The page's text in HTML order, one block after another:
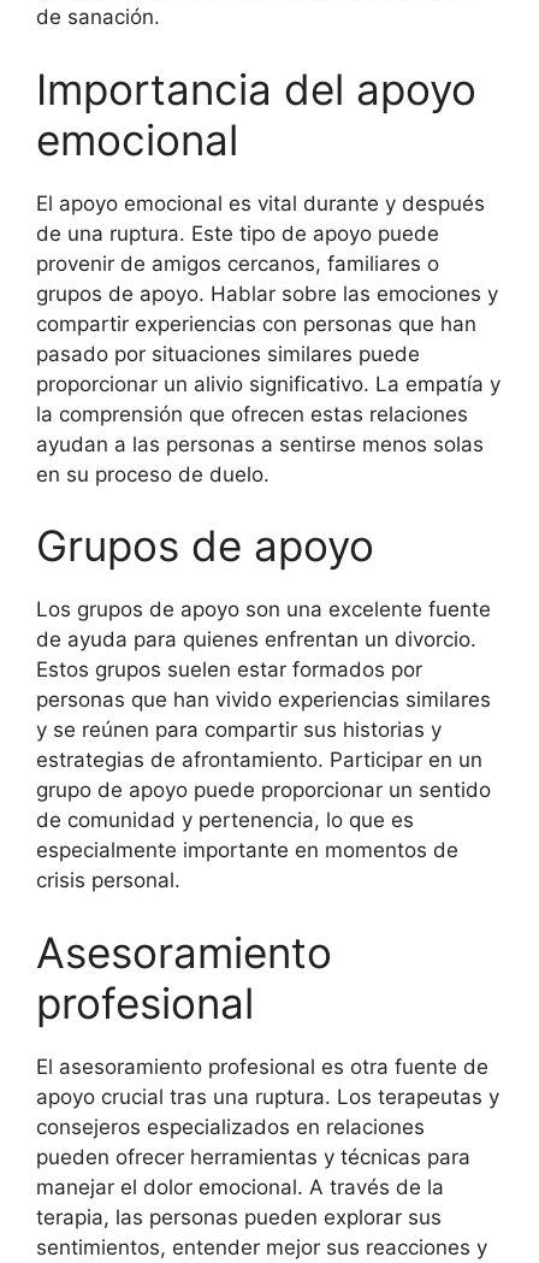
de sanación.
Importancia del apoyo
emocional
El apoyo emocional es vital durante y después
de una ruptura. Este tipo de apoyo puede
provenir de amigos cercanos, familiares o
grupos de apoyo. Hablar sobre las emociones y
compartir experiencias con personas que han
pasado por situaciones similares puede
proporcionar un alivio significativo. La empatía y
la comprensión que ofrecen estas relaciones
ayudan a las personas a sentirse menos solas
en su proceso de duelo.
Grupos de apoyo
Los grupos de apoyo son una excelente fuente
de ayuda para quienes enfrentan un divorcio.
Estos grupos suelen estar formados por
personas que han vivido experiencias similares
y se reúnen para compartir sus historias y
estrategias de afrontamiento. Participar en un
grupo de apoyo puede proporcionar un sentido
de comunidad y pertenencia, lo que es
especialmente importante en momentos de
crisis personal.
Asesoramiento
profesional
El asesoramiento profesional es otra fuente de
apoyo crucial tras una ruptura. Los terapeutas y
consejeros especializados en relaciones
pueden ofrecer herramientas y técnicas para
manejar el dolor emocional. A través de la
terapia, las personas pueden explorar sus
sentimientos, entender mejor sus reacciones y